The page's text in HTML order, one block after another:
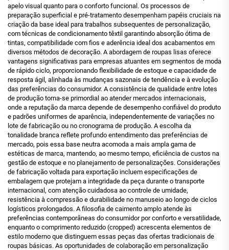
apelo visual quanto para o conforto funcional. Os processos de
preparação superficial e pré-tratamento desempenham papéis cruciais na
criação da base ideal para trabalhos subsequentes de personalização,
com técnicas de condicionamento têxtil garantindo absorção ótima de
tintas, compatibilidade com fios e aderência ideal dos acabamentos em
diversos métodos de decoração. A abordagem de roupas lisas oferece
vantagens significativas para empresas atuantes em segmentos de moda
de rápido ciclo, proporcionando flexibilidade de estoque e capacidade de
resposta ágil, alinhada às mudanças sazonais de tendência e à evolução
das preferências do consumidor. A consistência de qualidade entre lotes
de produção torna-se primordial ao atender mercados internacionais,
onde a reputação da marca depende de desempenho confiável do produto
e padrões uniformes de aparência, independentemente de variações no
lote de fabricação ou no cronograma de produção. A escolha da
tonalidade branca reflete profundo entendimento das preferências de
mercado, pois essa base neutra acomoda a mais ampla gama de
estéticas de marca, mantendo, ao mesmo tempo, eficiência de custos na
gestão de estoque e no planejamento de personalizações. Considerações
de fabricação voltada para exportação incluem especificações de
embalagem que protejam a integridade da peça durante o transporte
internacional, com atenção cuidadosa ao controle de umidade,
resistência à compressão e durabilidade no manuseio ao longo de ciclos
logísticos prolongados. A filosofia de caimento amplo atende às
preferências contemporâneas do consumidor por conforto e versatilidade,
enquanto o comprimento reduzido (cropped) acrescenta elementos de
estilo moderno que distinguem essas peças das ofertas tradicionais de
roupas básicas. As oportunidades de colaboração em personalização